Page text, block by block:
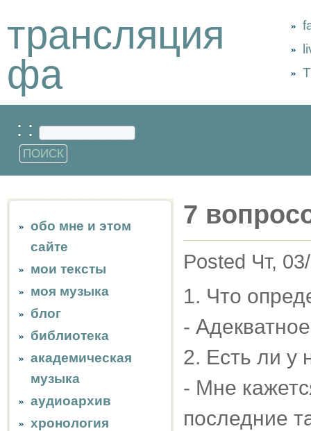
трансляция
фа
: :
обо мне и этом
сайте
мои тексты
моя музыка
блог
библиотека
академическая
музыка
аудиоархив
хронология
7
Posted Чт,
1. Что
-
2. Есть ли у
- Мне
последние